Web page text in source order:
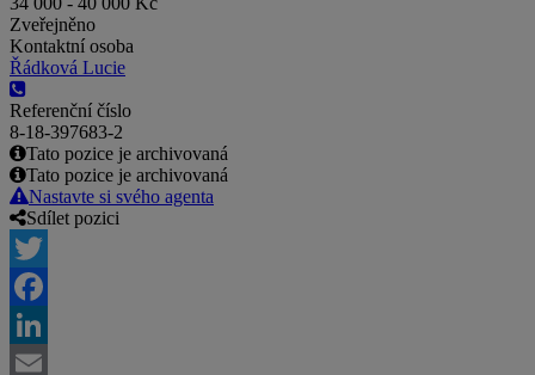
Zveřejněno
Kontaktní osoba
Řádková Lucie
Referenční číslo
8-18-397683-2
Tato pozice je archivovaná
Tato pozice je archivovaná
Nastavte si svého agenta
Sdílet pozici
Twitter
Facebook
LinkedIn